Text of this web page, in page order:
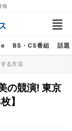
報
BS・CS番組 話題
る方法
の競演! 東京
】